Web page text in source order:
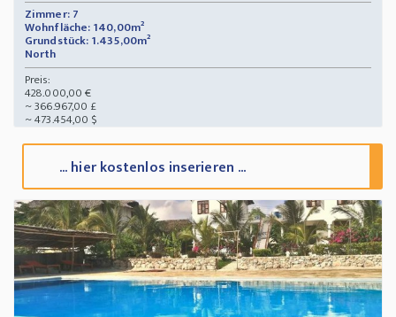
Zimmer: 7
Wohnfläche: 140,00m²
Grundstück: 1.435,00m²
North
Preis:
428.000,00 €
~ 366.967,00 £
~ 473.454,00 $
... hier kostenlos inserieren ...